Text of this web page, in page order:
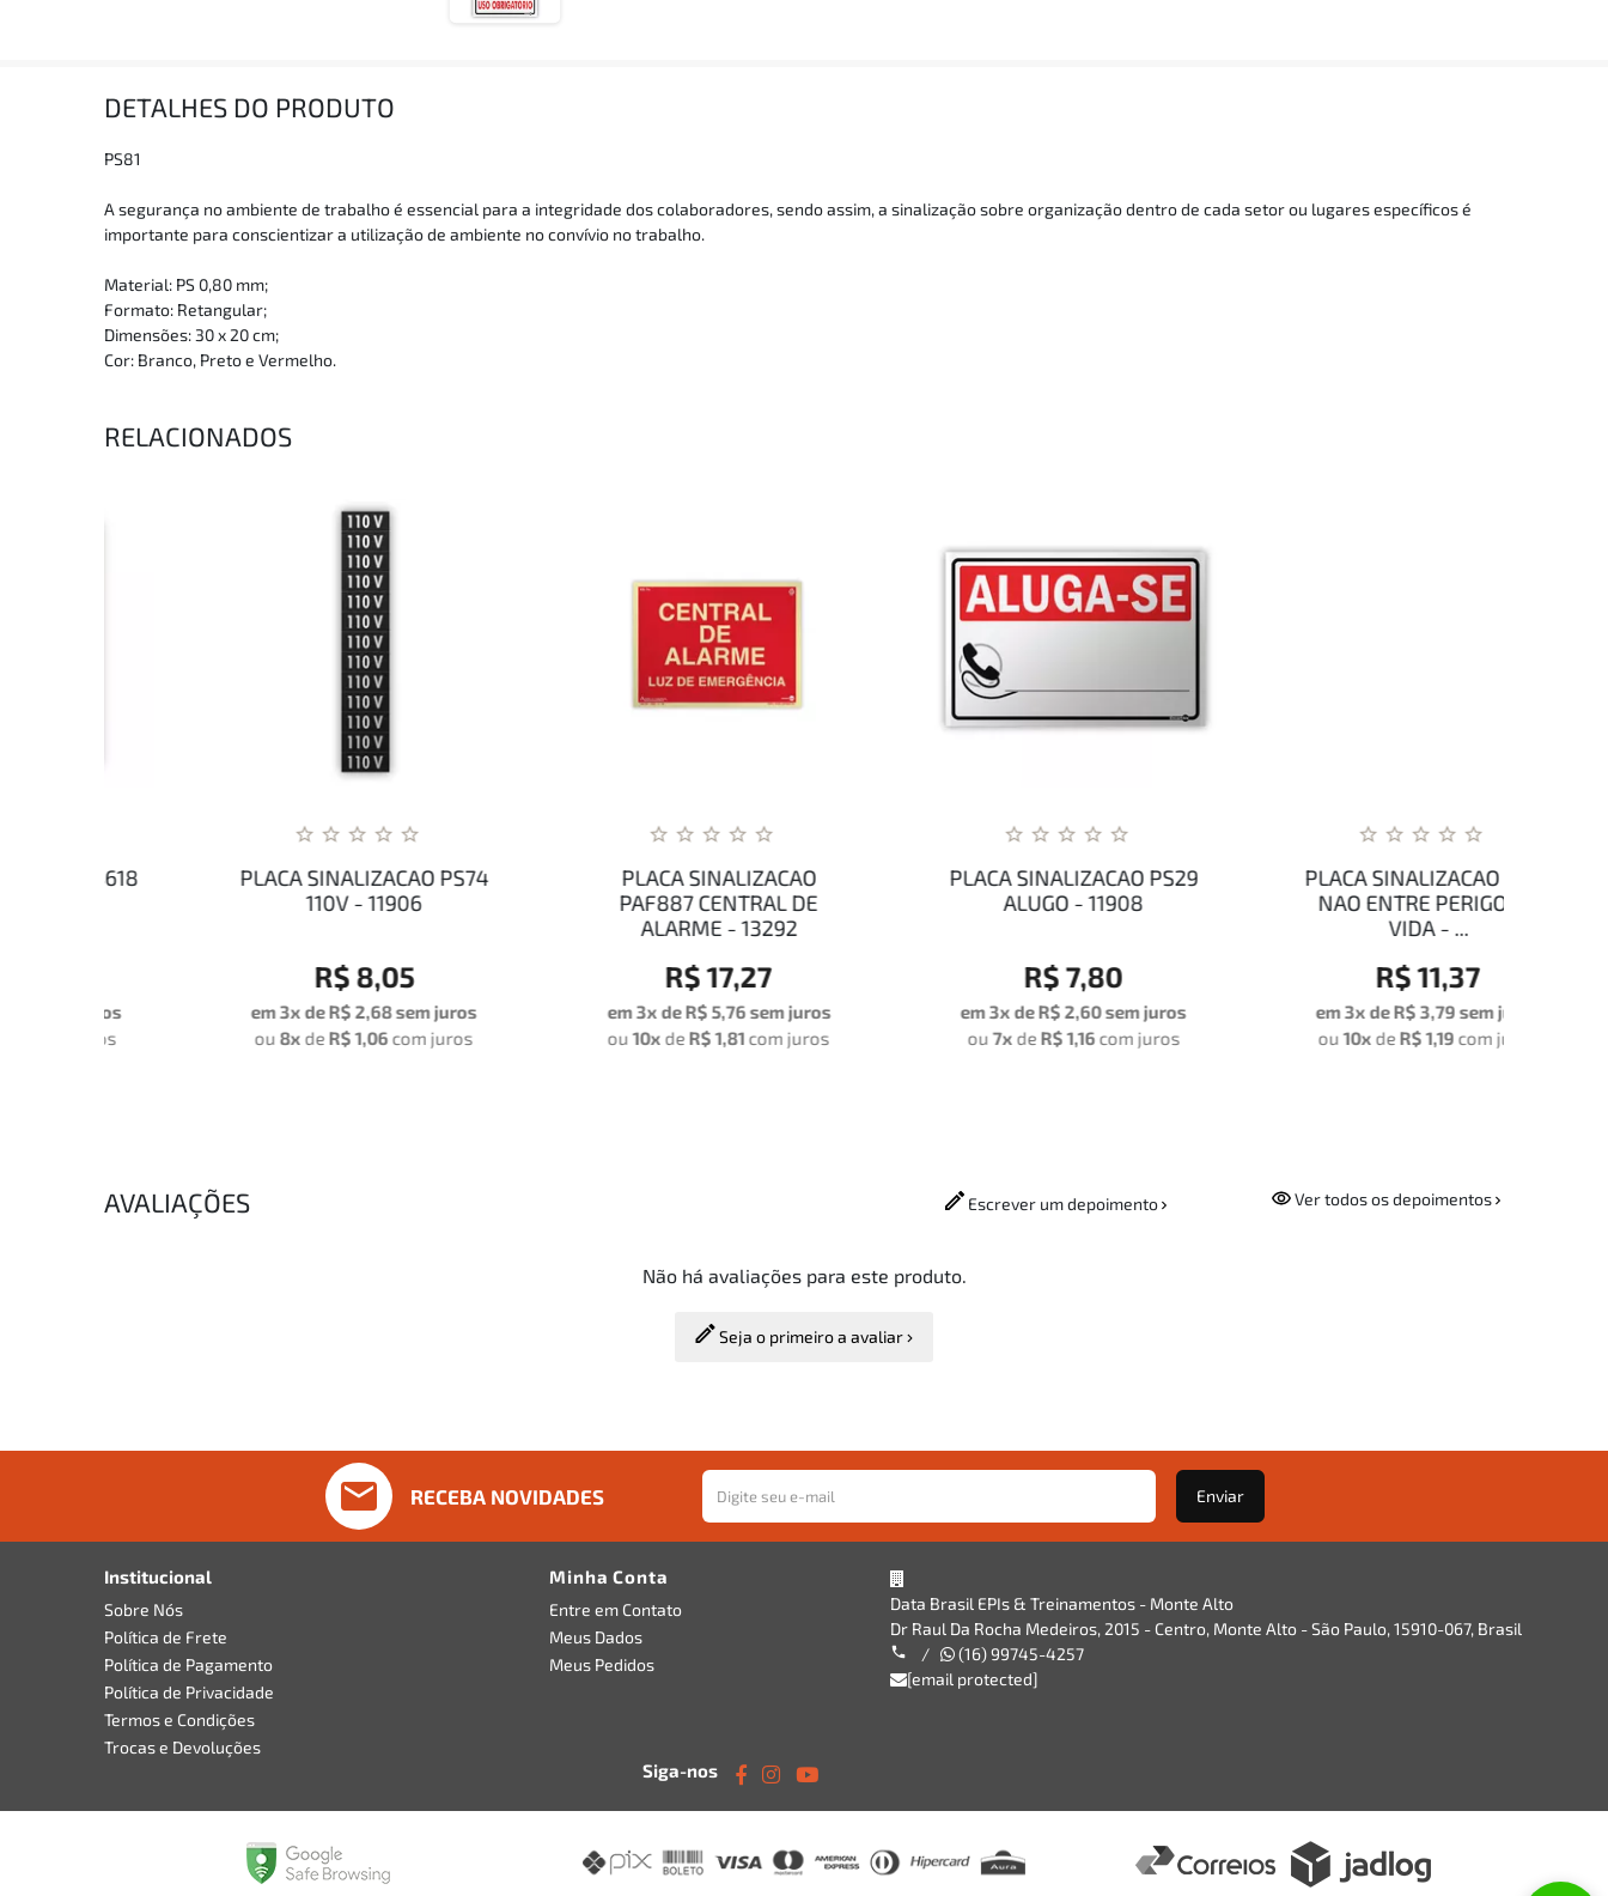
DETALHES DO PRODUTO
PS81
A segurança no ambiente de trabalho é essencial para a integridade dos colaboradores, sendo assim, a sinalização sobre organização dentro de cada setor ou lugares específicos é
importante para conscientizar a utilização de ambiente no convívio no trabalho.
Material: PS 0,80 mm;
Formato: Retangular;
Dimensões: 30 x 20 cm;
Cor: Branco, Preto e Vermelho.
RELACIONADOS
PLACA SINALIZACAO PS74
110V - 11906
R$ 8,05
R$ 2,68 sem juros
R$ 1,06 com juros
PLACA SINALIZACAO
PAF887 CENTRAL DE
ALARME - 13292
R$ 17,27
R$ 5,76sem juros
R$ 1,81com juros
PLACA SINALIZACAO PS29
ALUGO - 11908
R$ 7,80
R$ 2,60 sem juros
R$ 1,16com juros
PLACA SINALIZACAO PS18
NAO ENTRE PERIGO DE
R$ 11,37
R$ 3,79sem juros
R$ 1,19com juros
AVALIAÇÕES Escrever um depoimento Ver todos os depoimentos
Não há avaliações para este produto.
Seja o primeiro a avaliar
RECEBA NOVIDADES Enviar
Institucional
Sobre Nós
Política de Frete
Política de Pagamento
Política de Privacidade
Termos e Condições
Trocas e Devoluções
Minha Conta
Entre em Contato
Meus Dados
Meus Pedidos
Data Brasil EPIs & Treinamentos - Monte Alto
Dr Raul Da Rocha Medeiros, 2015 - Centro, Monte Alto - São Paulo, 15910-067, Brasil
/
(16) 99745-4257
[email protected]
Siga-nos